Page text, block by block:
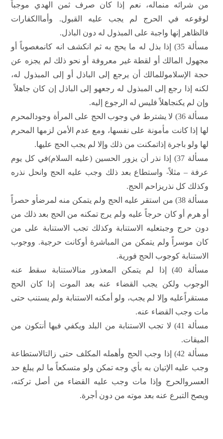
من شرائه منماله، نعم إذا كان صرف ثمن الهدي موجباً
لوقوعه في الحرج لم يجب عليه القبول. وأماالكفارات
فالظاهر إنها واجبة على المبذول له دون الباذل.
مسألة 35) إذا بذل له ما يحج به ثم انكشف انه كانمغصوباً أو
مجهول المالك أو لقطة غير معروفة أو نحو ذلك لم يجزه عن
حجة الإسلاموللمالك أن يرجع إلى الباذل أو إلى المبذول له،
لكنه إذا رجع إلى المبذول له رجعهو إلى الباذل إن كان جاهلاً
وإن لم يكنجاهلاً فليس له الرجوع إليه.
مسألة 36) لا يشترط في وجوب الحج على المرأة وجودالمحرم
لها إذا كانت مأمونة على نفسها، ومع عدم الأمن لزمها المحرم
لها ولو باجرة إذاتمكنت من ذلك وإلا لم يجب الحج عليها.
مسألة 37) إذا نذر أن يزور الحسين (عليه السلام)في كل يوم
عرفة – مثلاً- واستطاع بعد ذلك وجب عليه الحج وانحل نذره
وكذلك كل نذريزاحم الحج.
مسألة 38) من استقر عليه الحج ولم يتمكن منه لمرضأو حصراً
أو هرم أو كان حرجاً عليه ولم يرج تمكنه من الحج بعد ذلك من
دون حرج وجبتعليه الاستنابة وكذلك تجب الاستنابة على من
كان موسراً ولم يتمكن من المباشرة أوكانت حرجية. ووجوب
الاستنابة كوجوب الحج فورية.
مسألة 40) إذا لم يتمكن المعذور منالاستنابة سقط عنه
الوجوب ولكن يجب القضاء عنه بعد الموت إذا كان الحج
مستقراًعليه وإلا لم يجب، ولو أمكنه الاستنابة ولم يستنب حتى
مات وجب القضاء عنه.
مسألة 41) لا تجب الاستنابة من البلد ويكفي فيها أنتكون من
الميقات.
مسألة 42) إذا وجب الحج وأهمله المكلف حتى زالتالاستطاعة
وجب عليه الإتيان به بأي وجه تمكن ولو متسكعاً ما لم يبلغ حد
العسروالحرج وإذا مات وجب عليه القضاء من أصل تركته،
ويصح التبرع عنه بعد موته من دون أجرة.